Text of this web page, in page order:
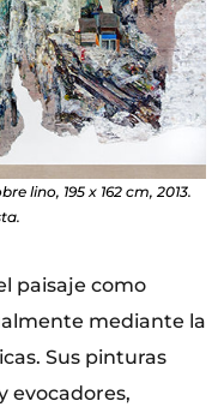
lino, 195 x 162 cm, 2013.
paisaje como
mediante la
Sus pinturas
evocadores,